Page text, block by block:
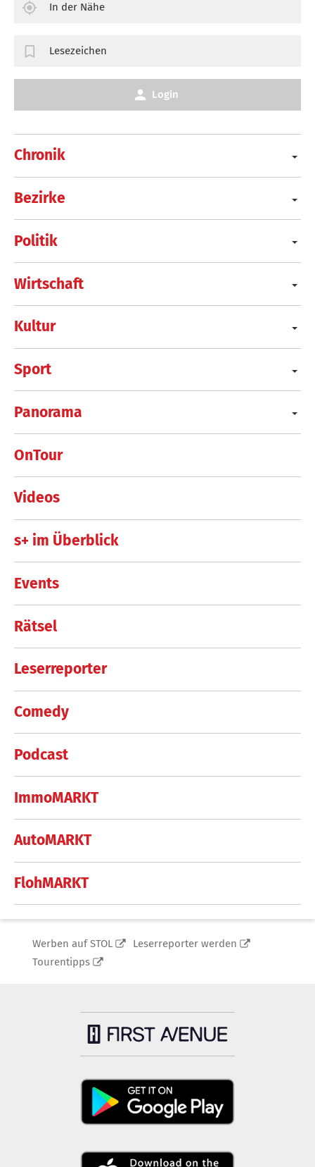
Chronik
Bezirke
Politik
Wirtschaft
Kultur
Sport
Panorama
OnTour
Videos
s+ im Überblick
Events
Rätsel
Leserreporter
Comedy
Podcast
ImmoMARKT
AutoMARKT
FlohMARKT
In der Nähe
Lesezeichen
Login
Werben auf STOL
Leserreporter werden
Tourentipps